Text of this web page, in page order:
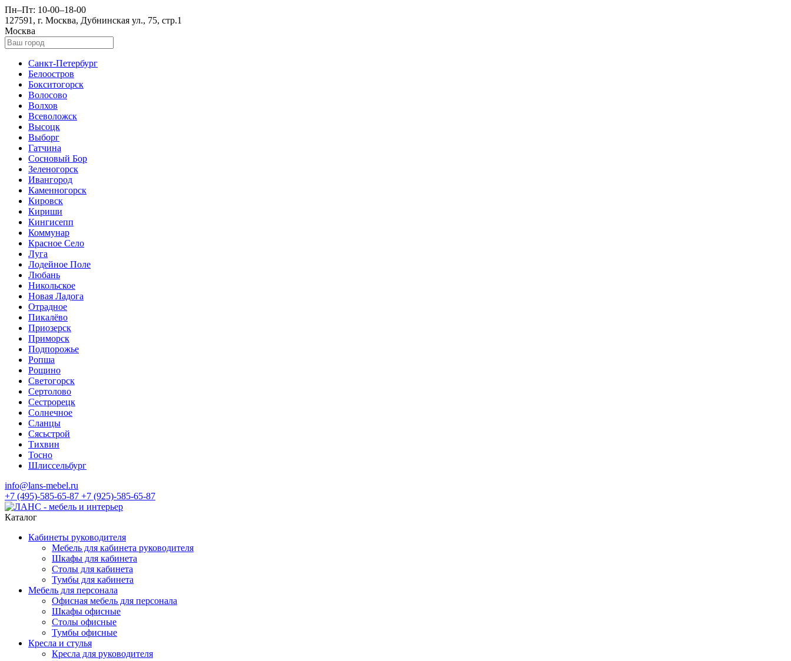
Пн–Пт: 10-00–18-00
127591, г. Москва, Дубнинская ул., 75, стр.1
Москва
Санкт-Петербург
Белоостров
Бокситогорск
Волосово
Волхов
Всеволожск
Высоцк
Выборг
Гатчина
Сосновый Бор
Зеленогорск
Ивангород
Каменногорск
Кировск
Кириши
Кингисепп
Коммунар
Красное Село
Луга
Лодейное Поле
Любань
Никольское
Новая Ладога
Отрадное
Пикалёво
Приозерск
Приморск
Подпорожье
Ропша
Рощино
Светогорск
Сертолово
Сестрорецк
Солнечное
Сланцы
Сясьстрой
Тихвин
Тосно
Шлиссельбург
info@lans-mebel.ru
+7 (495)-585-65-87 +7 (925)-585-65-87
Каталог
Кабинеты руководителя
Мебель для кабинета руководителя
Шкафы для кабинета
Столы для кабинета
Тумбы для кабинета
Мебель для персонала
Офисная мебель для персонала
Шкафы офисные
Столы офисные
Тумбы офисные
Кресла и стулья
Кресла для руководителя